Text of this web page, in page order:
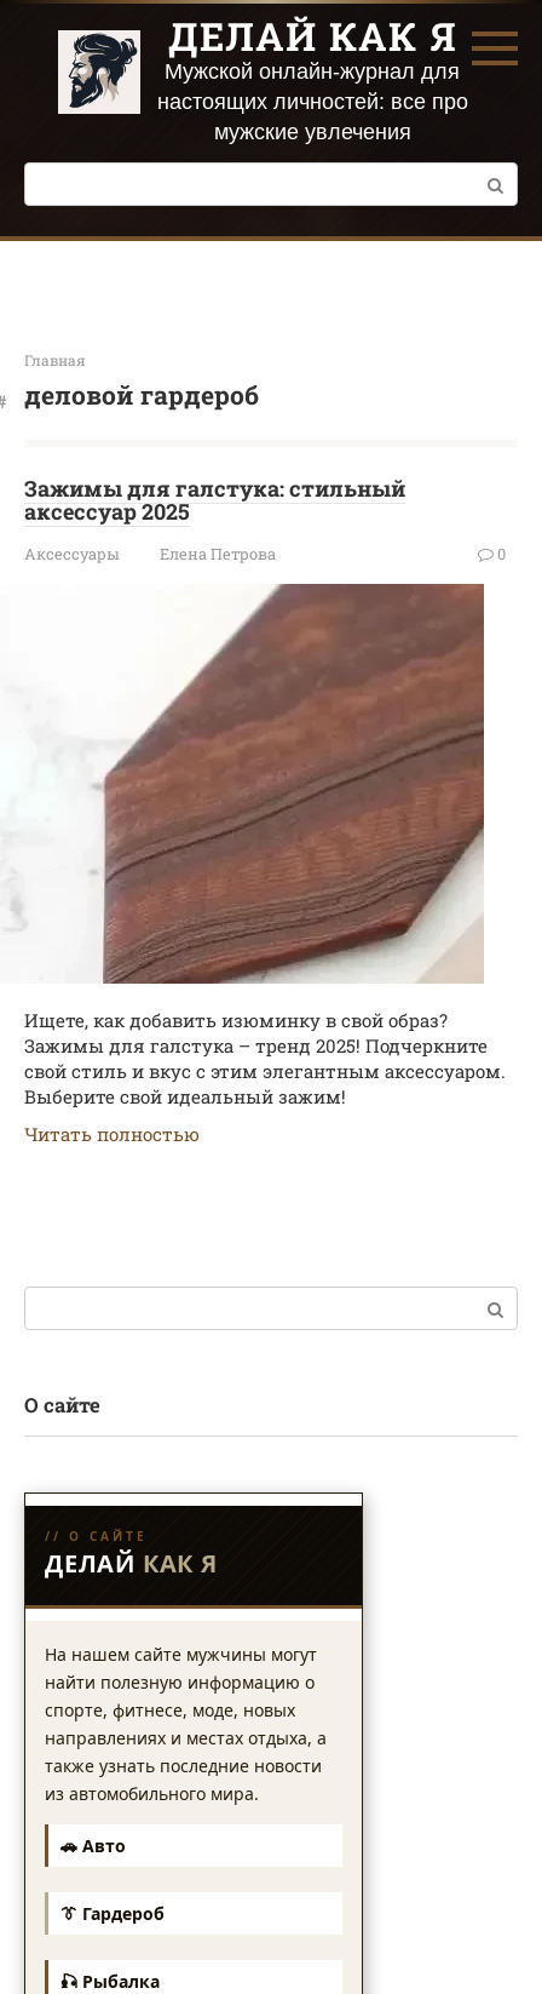
Перейти
контенту
ДЕЛАЙ КАК Я
Мужской онлайн-журнал для
настоящих личностей: все про
мужские увлечения
Поиск:
Главная
деловой гардероб
Зажимы для галстука: стильный
аксессуар 2025
Аксессуары Елена Петрова 0
Ищете, как добавить изюминку в свой образ?
Зажимы для галстука – тренд 2025! Подчеркните
свой стиль и вкус с этим элегантным аксессуаром.
Выберите свой идеальный зажим!
Читать полностью
Поиск:
О сайте
// О САЙТЕ
ДЕЛАЙ КАК Я
На нашем сайте мужчины могут
найти полезную информацию о
спорте, фитнесе, моде, новых
направлениях и местах отдыха, а
также узнать последние новости
из автомобильного мира.
🚗 Авто
👔 Гардероб
🎣 Рыбалка